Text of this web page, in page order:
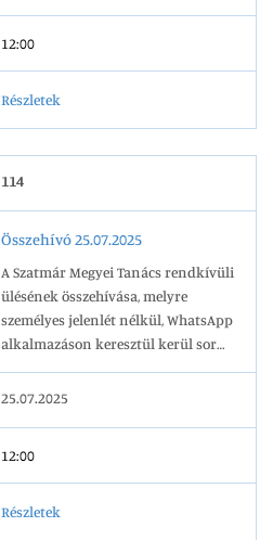
12:00
Részletek
114
Összehívó 25.07.2025
A Szatmár Megyei Tanács rendkívüli
ülésének összehívása, melyre
személyes jelenlét nélkül, WhatsApp
alkalmazáson keresztül kerül sor
25.07.2025
12:00
Részletek